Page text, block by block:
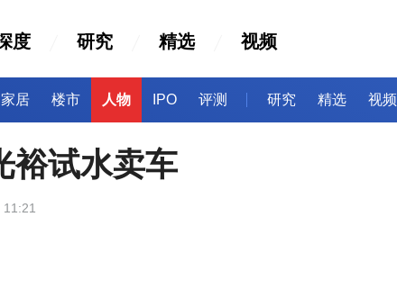
度 研究 精选 视频
家居 楼市 人物 IPO 评测 研究 精选 视频
裕试水卖车